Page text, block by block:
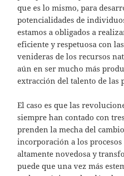
que es lo mismo, para
potencialidades de
estamos a obligados a
eficiente y respetuosa con
venideras de los recursos
aún en ser mucho más
extracción del talento de las
El caso es que las
siempre han contado con
prenden la mecha del
incorporación a los
altamente novedosa y
puede que una vez más